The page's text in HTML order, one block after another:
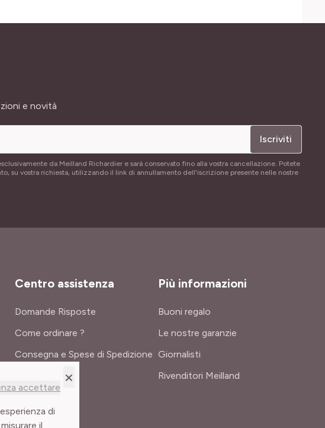
×
accettare
di
il
e novità
Iscriviti
da Meilland Richardier e sarà conservato fino alla vostra cancellazione. Potete
su vostra richiesta, utilizzando il link di annullamento dell'iscrizione presente nelle nostre
Centro assistenza
Domande Risposte
Come ordinare ?
Consegna e Spese di Spedizione
Più informazioni
Buoni regalo
Le nostre garanzie
Giornalisti
Rivenditori Meilland